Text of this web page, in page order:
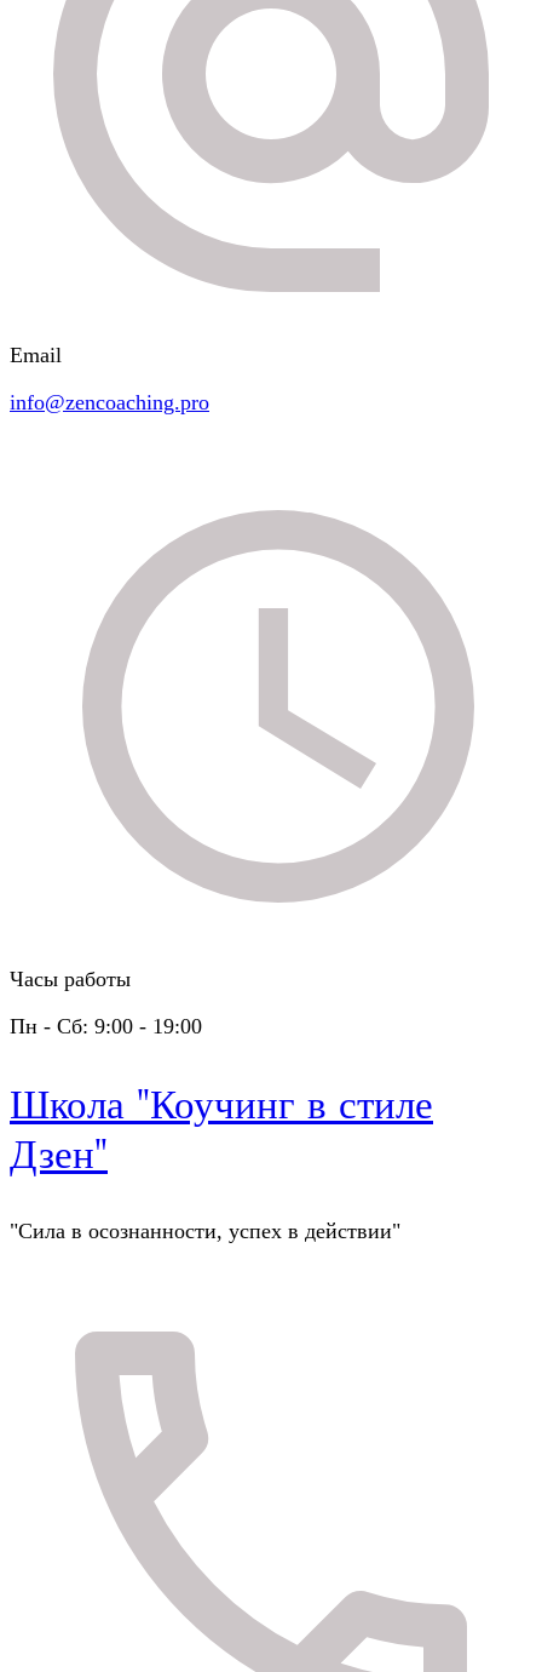
Email
info@zencoaching.pro
Часы работы
Пн - Сб: 9:00 - 19:00
Школа "Коучинг в стиле
Дзен"
"Сила в осознанности, успех в действии"